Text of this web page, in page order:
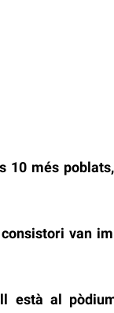
10 més
consistori van
està al